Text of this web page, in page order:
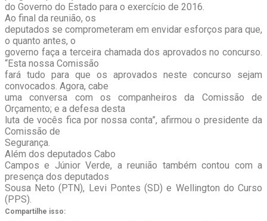
do Governo do Estado para o exercício de 2016.
Ao final da reunião, os
deputados se comprometeram em envidar esforços para que,
o quanto antes, o
governo faça a terceira chamada dos aprovados no concurso.
“Esta nossa Comissão
fará tudo para que os aprovados neste concurso sejam
convocados. Agora, cabe
uma conversa com os companheiros da Comissão de
Orçamento; e a defesa desta
luta de vocês fica por nossa conta”, afirmou o presidente da
Comissão de
Segurança.
Além dos deputados Cabo
Campos e Júnior Verde, a reunião também contou com a
presença dos deputados
Sousa Neto (PTN), Levi Pontes (SD) e Wellington do Curso
(PPS).
Compartilhe isso: